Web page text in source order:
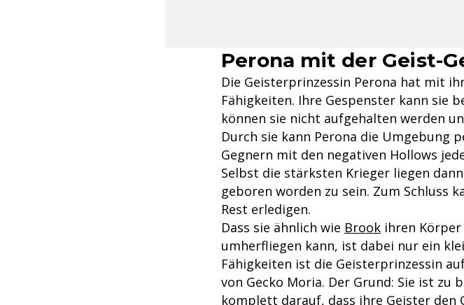
Perona mit der Geist-
Die Geisterprinzessin Perona hat mit
Fähigkeiten. Ihre Gespenster kann sie
können sie nicht aufgehalten werden
Durch sie kann Perona die Umgebung
Gegnern mit den negativen Hollows
Selbst die stärksten Krieger liegen
geboren worden zu sein. Zum Schluss
Rest erledigen.
Dass sie ähnlich wie Brook ihren
umherfliegen kann, ist dabei nur ein
Fähigkeiten ist die Geisterprinzessin
von Gecko Moria. Der Grund: Sie ist zu
komplett darauf, dass ihre Geister den